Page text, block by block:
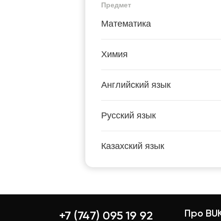
Предмет
Математика
Химия
Английский язык
Русский язык
Казахский язык
+7 (747) 095 19 92 Про